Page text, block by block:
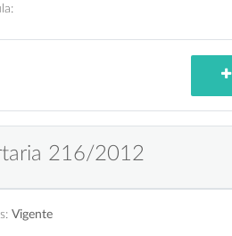
216/2012
Vigente